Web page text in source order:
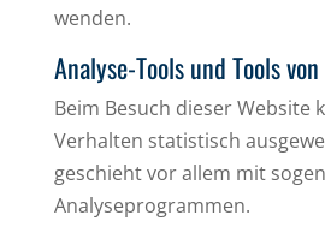
wenden.
Analyse-Tools und Tools
Beim Besuch dieser Website
Verhalten statistisch
geschieht vor allem mit
Analyseprogrammen.